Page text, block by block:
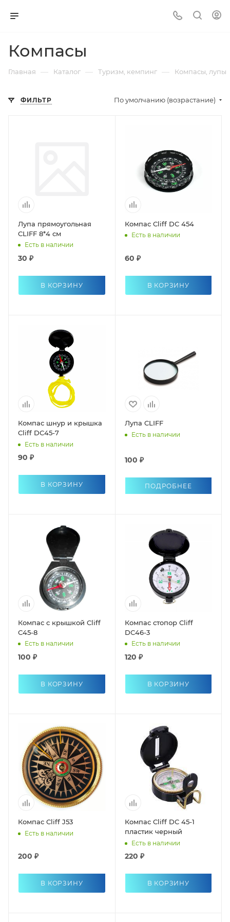
Компасы
Главная — Каталог — Туризм, кемпинг — Компасы, лупы
ФИЛЬТР По умолчанию (возрастание)
Лупа прямоугольная
CLIFF 8*4 см
Есть в наличии
30 ₽
В КОРЗИНУ
Компас Cliff DC 454
Есть в наличии
60 ₽
В КОРЗИНУ
Компас шнур и крышка
Cliff DC45-7
Есть в наличии
90 ₽
В КОРЗИНУ
Лупа CLIFF
Есть в наличии
100 ₽
ПОДРОБНЕЕ
Компас с крышкой Cliff
С45-8
Есть в наличии
100 ₽
В КОРЗИНУ
Компас стопор Cliff
DC46-3
Есть в наличии
120 ₽
В КОРЗИНУ
Компас Cliff J53
Есть в наличии
200 ₽
В КОРЗИНУ
Компас Cliff DC 45-1
пластик черный
Есть в наличии
220 ₽
В КОРЗИНУ